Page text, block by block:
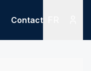
Contact